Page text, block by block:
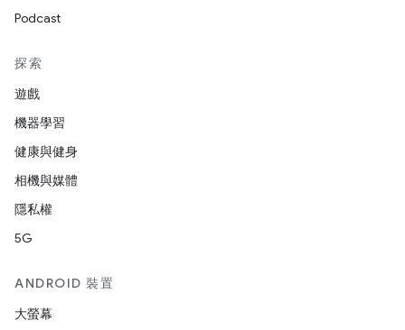
Podcast
探索
遊戲
機器學習
健康與健身
相機與媒體
隱私權
5G
ANDROID 裝置
大螢幕